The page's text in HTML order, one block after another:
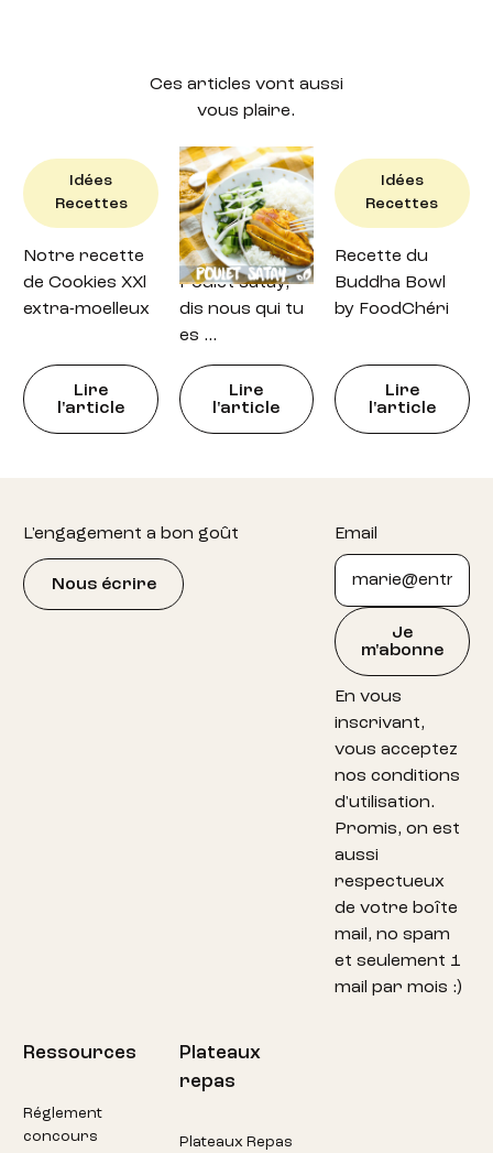
Ces articles vont aussi
vous plaire.
Idées
Recettes
Notre recette
de Cookies XXl
extra-moelleux
Lire
l'article
Idées
Recettes
Recette : petit
Poulet satay,
dis nous qui tu
es …
Lire
l'article
Idées
Recettes
Recette du
Buddha Bowl
by FoodChéri
Lire
l'article
L'engagement a bon goût
Nous écrire
Email
Je
m'abonne
En vous
inscrivant,
vous acceptez
nos conditions
d'utilisation.
Promis, on est
aussi
respectueux
de votre boîte
mail, no spam
et seulement 1
mail par mois :)
Ressources
Réglement
concours
Plateaux
repas
Plateaux Repas